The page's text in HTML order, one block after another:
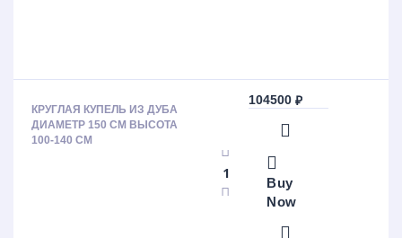
КРУГЛАЯ КУПЕЛЬ ИЗ ДУБА
ДИАМЕТР 150 СМ ВЫСОТА
100-140 СМ
104500₽
Buy
Now